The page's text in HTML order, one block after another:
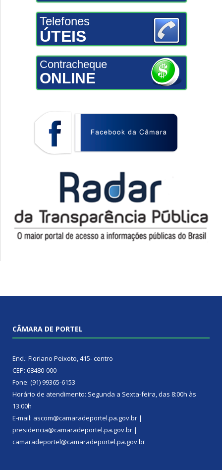
Telefones
ÚTEIS
Contracheque
ONLINE
CÂMARA DE PORTEL
End.: Floriano Peixoto, 415- centro
CEP: 68480-000
Fone: (91) 99365-6153
Horário de atendimento: Segunda a Sexta-feira, das 8:00h às
13:00h
E-mail: ascom@camaradeportel.pa.gov.br |
presidencia@camaradeportel.pa.gov.br |
camaradeportel@camaradeportel.pa.gov.br